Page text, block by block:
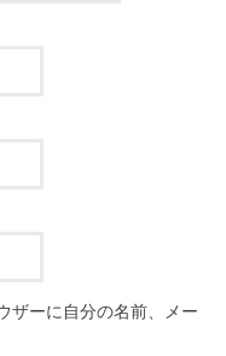
ザーに自分の名前、メー